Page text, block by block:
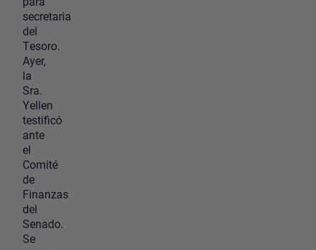
secretaria
del
Tesoro.
Ayer,
la
Sra.
Yellen
testificó
ante
el
Comité
de
Finanzas
del
Senado.
Se